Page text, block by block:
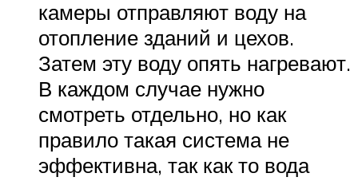
камеры отправляют воду на
отопление зданий и цехов.
Затем эту воду опять нагревают.
В каждом случае нужно
смотреть отдельно, но как
правило такая система не
эффективна, так как то вода